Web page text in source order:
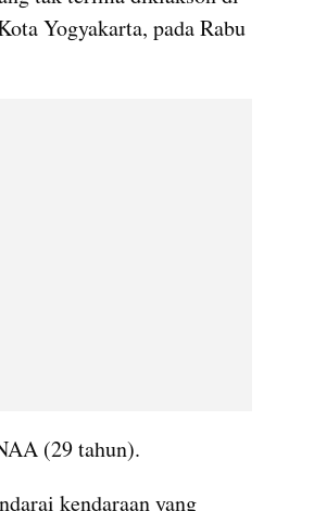
Yogyakarta, pada Rabu
(29 tahun).
kendaraan yang